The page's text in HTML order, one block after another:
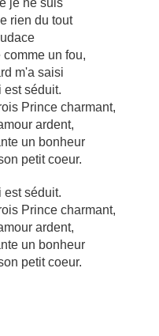
rien du tout
comme un fou,
m'a saisi
est séduit.
Prince charmant,
ardent,
un bonheur
petit coeur.
est séduit.
Prince charmant,
ardent,
un bonheur
petit coeur.